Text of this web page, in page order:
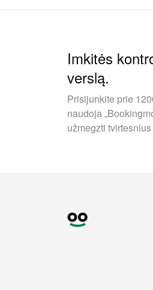
Imkitės
verslą.
Prisijunkite prie
naudoja
užmegzti